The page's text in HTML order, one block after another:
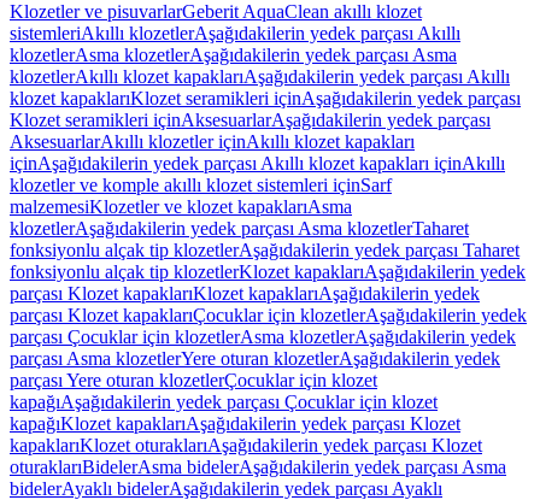
Klozetler ve pisuvarlarGeberit AquaClean akıllı klozet
sistemleriAkıllı klozetlerAşağıdakilerin yedek parçası Akıllı
klozetlerAsma klozetlerAşağıdakilerin yedek parçası Asma
klozetlerAkıllı klozet kapaklarıAşağıdakilerin yedek parçası Akıllı
klozet kapaklarıKlozet seramikleri içinAşağıdakilerin yedek parçası
Klozet seramikleri içinAksesuarlarAşağıdakilerin yedek parçası
AksesuarlarAkıllı klozetler içinAkıllı klozet kapakları
içinAşağıdakilerin yedek parçası Akıllı klozet kapakları içinAkıllı
klozetler ve komple akıllı klozet sistemleri içinSarf
malzemesiKlozetler ve klozet kapaklarıAsma
klozetlerAşağıdakilerin yedek parçası Asma klozetlerTaharet
fonksiyonlu alçak tip klozetlerAşağıdakilerin yedek parçası Taharet
fonksiyonlu alçak tip klozetlerKlozet kapaklarıAşağıdakilerin yedek
parçası Klozet kapaklarıKlozet kapaklarıAşağıdakilerin yedek
parçası Klozet kapaklarıÇocuklar için klozetlerAşağıdakilerin yedek
parçası Çocuklar için klozetlerAsma klozetlerAşağıdakilerin yedek
parçası Asma klozetlerYere oturan klozetlerAşağıdakilerin yedek
parçası Yere oturan klozetlerÇocuklar için klozet
kapağıAşağıdakilerin yedek parçası Çocuklar için klozet
kapağıKlozet kapaklarıAşağıdakilerin yedek parçası Klozet
kapaklarıKlozet oturaklarıAşağıdakilerin yedek parçası Klozet
oturaklarıBidelerAsma bidelerAşağıdakilerin yedek parçası Asma
bidelerAyaklı bidelerAşağıdakilerin yedek parçası Ayaklı